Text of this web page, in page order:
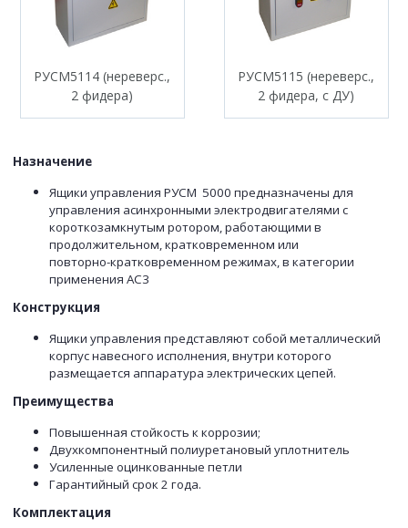
РУСМ5114 (нереверс.,
2 фидера)
РУСМ5115 (нереверс.,
2 фидера, с ДУ)
Назначение
Ящики управления РУСМ 5000 предназначены для
управления асинхронными электродвигателями с
короткозамкнутым ротором, работающими в
продолжительном, кратковременном или
повторно-кратковременном режимах, в категории
применения АС3
Конструкция
Ящики управления представляют собой металлический
корпус навесного исполнения, внутри которого
размещается аппаратура электрических цепей.
Преимущества
Повышенная стойкость к коррозии;
Двухкомпонентный полиуретановый уплотнитель
Усиленные оцинкованные петли
Гарантийный срок 2 года.
Комплектация